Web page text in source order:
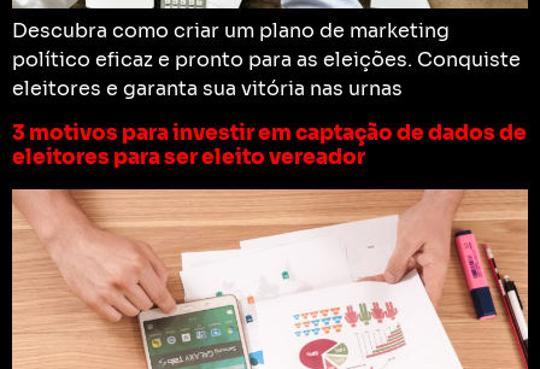
Descubra como criar um plano de marketing
político eficaz e pronto para as eleições. Conquiste
eleitores e garanta sua vitória nas urnas
3 motivos para investir em captação de dados de
eleitores para ser eleito vereador